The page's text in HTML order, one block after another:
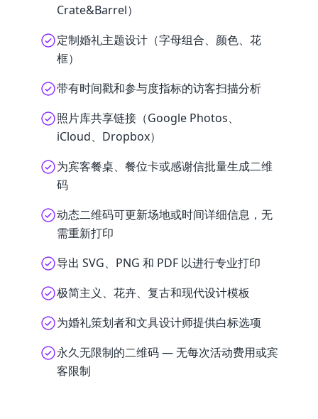
Crate&Barrel）
定制婚礼主题设计（字母组合、颜色、花
框）
带有时间戳和参与度指标的访客扫描分析
照片库共享链接（Google Photos、
iCloud、Dropbox）
为宾客餐桌、餐位卡或感谢信批量生成二维
码
动态二维码可更新场地或时间详细信息，无
需重新打印
导出 SVG、PNG 和 PDF 以进行专业打印
极简主义、花卉、复古和现代设计模板
为婚礼策划者和文具设计师提供白标选项
永久无限制的二维码 — 无每次活动费用或宾
客限制